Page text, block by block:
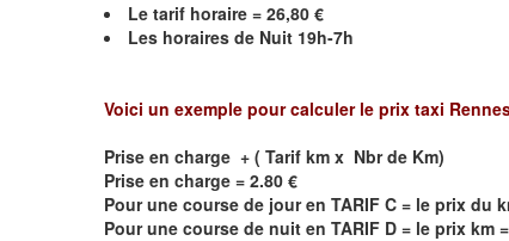
Le tarif horaire = 26,80 €
Les horaires de Nuit 19h-7h
Voici un exemple pour calculer le prix taxi
Prise en charge + ( Tarif km x Nbr de Km)
Prise en charge = 2.80 €
Pour une course de jour en TARIF C = le prix du
Pour une course de nuit en TARIF D = le prix km